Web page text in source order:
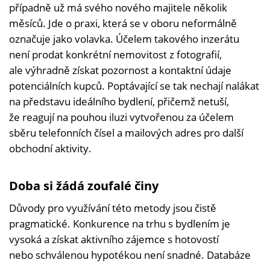
případně už má svého nového majitele několik
měsíců. Jde o praxi, která se v oboru neformálně
označuje jako volavka. Účelem takového inzerátu
není prodat konkrétní nemovitost z fotografií,
ale výhradně získat pozornost a kontaktní údaje
potenciálních kupců. Poptávající se tak nechají nalákat
na představu ideálního bydlení, přičemž netuší,
že reagují na pouhou iluzi vytvořenou za účelem
sběru telefonních čísel a mailových adres pro další
obchodní aktivity.
Doba si žádá zoufalé činy
Důvody pro využívání této metody jsou čistě
pragmatické. Konkurence na trhu s bydlením je
vysoká a získat aktivního zájemce s hotovostí
nebo schválenou hypotékou není snadné. Databáze